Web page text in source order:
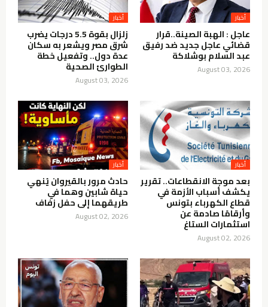
أخبار
عاجل : الهبة الصينة..قرار
قضائي عاجل جديد ضد رفيق
عبد السلام بوشلاكة
August 03, 2026
أخبار
زلزال بقوة 5.5 درجات يضرب
شرق مصر ويشعر به سكان
عدة دول.. وتفعيل خطة
الطوارئ الصحية
August 03, 2026
أخبار
بعد موجة الانقطاعات.. تقرير
يكشف أسباب الأزمة في
قطاع الكهرباء بتونس
وأرقامًا صادمة عن
استثمارات الستاغ
August 02, 2026
أخبار
حادث مرور بالقيروان يُنهي
حياة شابين وهما في
طريقهما إلى حفل زفاف
August 02, 2026